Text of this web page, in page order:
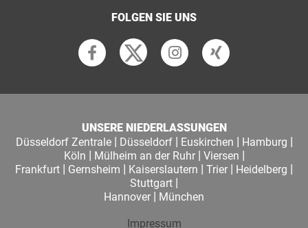
FOLGEN SIE UNS
UNSERE NIEDERLASSUNGEN
Düsseldorf Zentrale| Düsseldorf| Euskirchen | Hamburg |
Köln | Mülheim an der Ruhr| Viersen |
Frankfurt | Gernsheim | Kaiserslautern | Trier | Heidelberg |
Stuttgart |
Hannover | München
Impressum